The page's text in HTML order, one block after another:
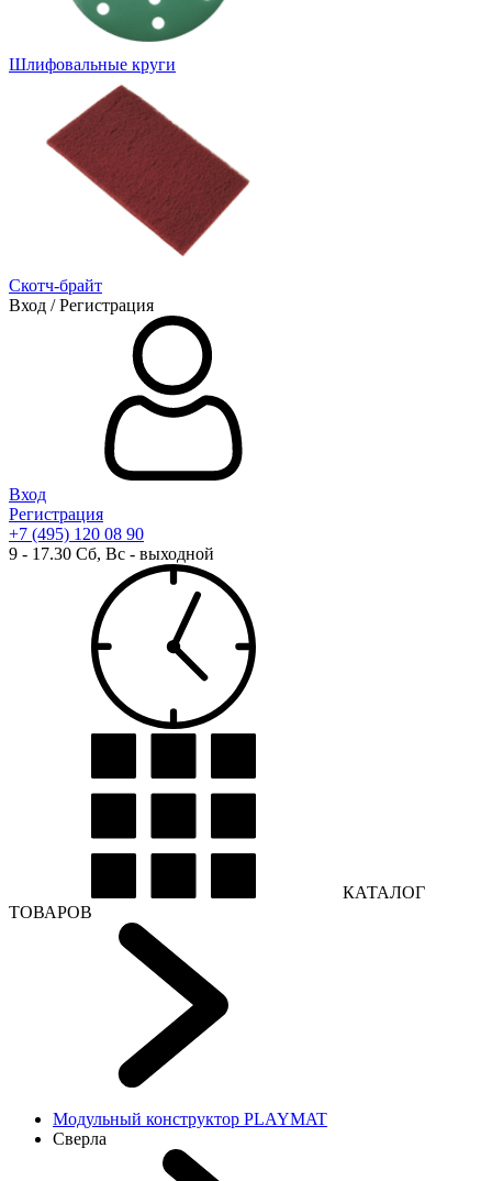
Шлифовальные круги
Скотч-брайт
Вход / Регистрация
Вход
Регистрация
+7 (495) 120 08 90
9 - 17.30 Сб, Вс - выходной
КАТАЛОГ
ТОВАРОВ
Модульный конструктор PLAYMAT
Сверла